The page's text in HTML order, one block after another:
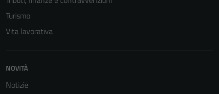
Turismo
Vita lavorativa
NOVITÀ
Notizie